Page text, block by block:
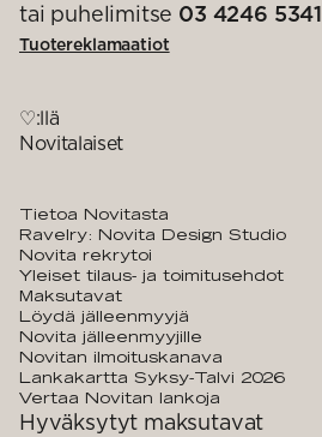
tai puhelimitse 03 4246 5341
Tuotereklamaatiot
♡:llä
Novitalaiset
Tietoa Novitasta
Ravelry: Novita Design Studio
Novita rekrytoi
Yleiset tilaus- ja toimitusehdot
Maksutavat
Löydä jälleenmyyjä
Novita jälleenmyyjille
Novitan ilmoituskanava
Lankakartta Syksy-Talvi 2026
Vertaa Novitan lankoja
Hyväksytyt maksutavat